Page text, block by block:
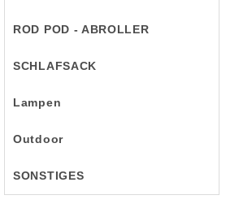
ROD POD - ABROLLER
SCHLAFSACK
Lampen
Outdoor
SONSTIGES